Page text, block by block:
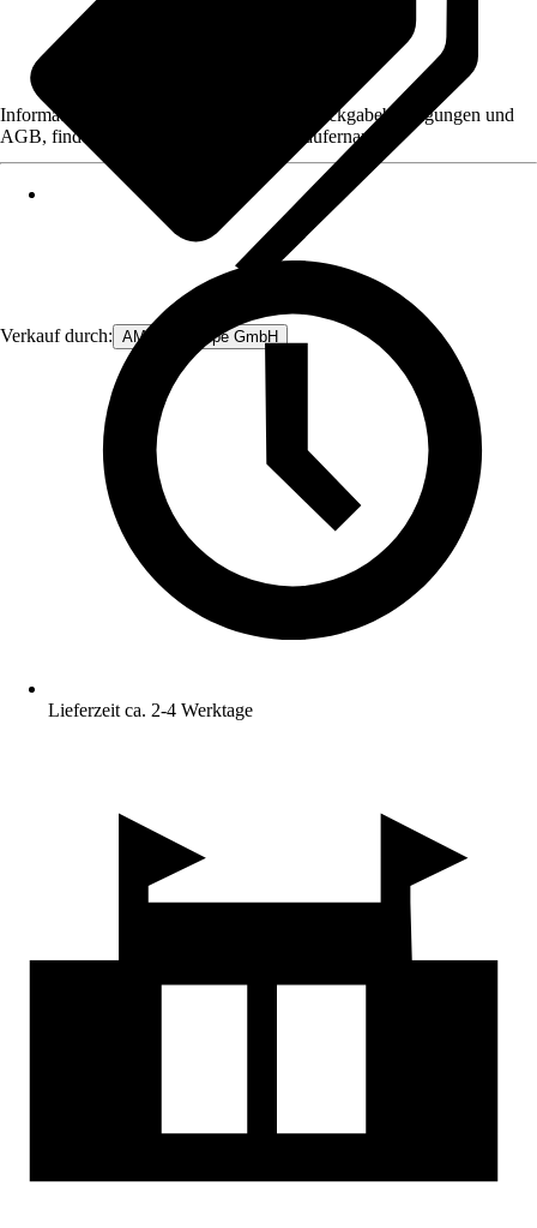
Verkauf durch: AM.PM Europe GmbH
Informationen des Verkäufers, wie z. B. Rückgabebedingungen und
AGB, finden Sie bei Klick auf den Verkäufernamen.
Lieferzeit ca. 2-4 Werktage